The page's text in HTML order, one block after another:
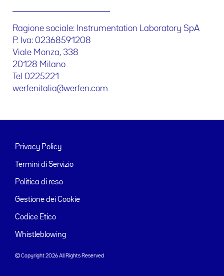
Ragione sociale: Instrumentation Laboratory SpA
P. Iva: 02368591208
Viale Monza, 338
20128 Milano
Tel 0225221
werfenitalia@werfen.com
Privacy Policy
Termini di Servizio
Politica di reso
Gestione dei Cookie
Codice Etico
Whistleblowing
© Copyright 2026 All Rights Reserved